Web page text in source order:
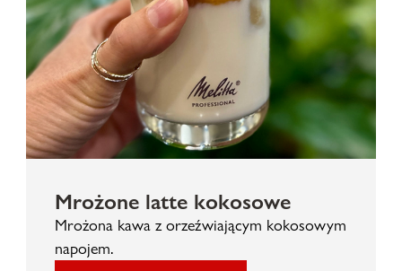
Mrożone latte kokosowe
Mrożona kawa z orzeźwiającym kokosowym
napojem.